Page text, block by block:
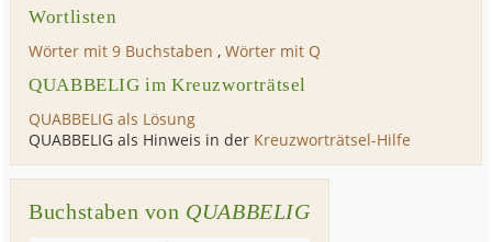
Wortlisten
Wörter mit 9 Buchstaben ,Wörter mit Q
QUABBELIG im Kreuzworträtsel
QUABBELIG als Lösung
QUABBELIG als Hinweis in der Kreuzworträtsel-Hilfe
Buchstaben von QUABBELIG